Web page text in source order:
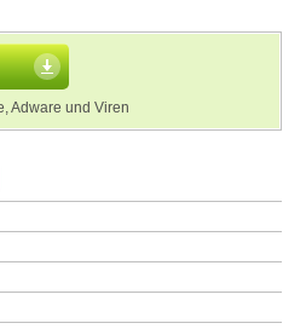
Adware und Viren